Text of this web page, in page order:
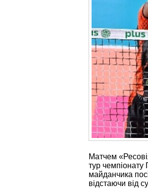
Матчем
тур чемпіонату
майданчика
відстаючи від